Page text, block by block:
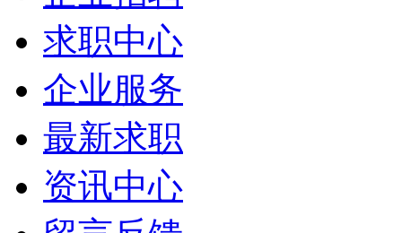
求职中心
企业服务
最新求职
资讯中心